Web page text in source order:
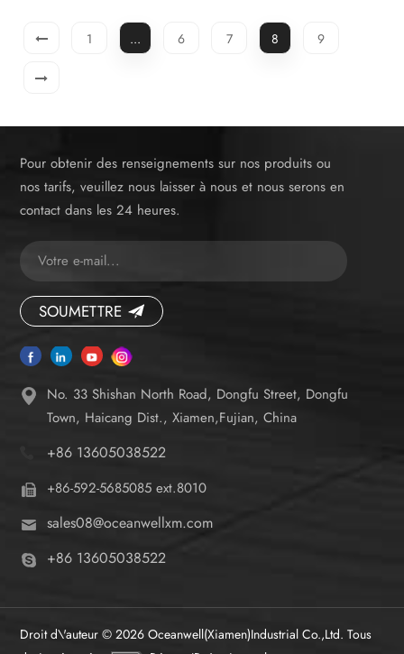
1 ... 6 7 8 9
Pour obtenir des renseignements sur nos produits ou
nos tarifs, veuillez nous laisser à nous et nous serons en
contact dans les 24 heures.
SOUMETTRE
No. 33 Shishan North Road, Dongfu Street, Dongfu
Town, Haicang Dist., Xiamen,Fujian, China
+86 13605038522
+86-592-5685085 ext.8010
sales08@oceanwellxm.com
+86 13605038522
Droit d\'auteur © 2026 Oceanwell(Xiamen)Industrial Co.,Ltd. Tous